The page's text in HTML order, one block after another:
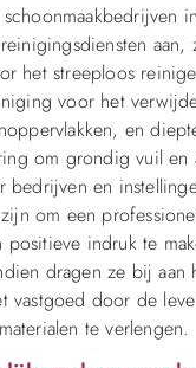
aan,
het streeploos
voor het
en
om grondig vuil en
bedrijven en
om een
indruk te
dragen ze bij aan
vastgoed door de
te verlengen.